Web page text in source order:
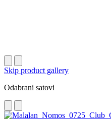
Skip product gallery
Odabrani satovi